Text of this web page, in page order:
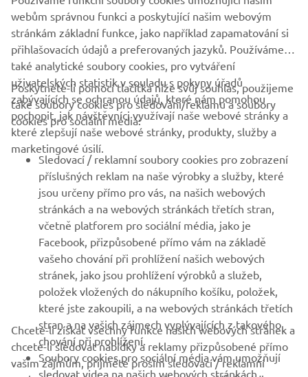
FIREMNÍ
B2B
VÍCE YAMAHA
PODPORA
ZPRAVODAJ
Získejte jako první informace o nejnovějších nabídkách,
speciálních akcích, nových verzích a mnoho dalšího
PŘIHLÁSIT SE K ODBĚRU
webům správnou funkci a poskytující našim webovým
stránkám základní funkce, jako například zapamatování si
přihlašovacích údajů a preferovaných jazyků. Používáme
také analytické soubory cookies, pro vytváření
uživatelských statistik v souladu s pokyny úřadů
zabývajících se ochranou údajů, které nám pomohou
pochopit, jak návštěvníci využívají naše webové stránky a
které zlepšují naše webové stránky, produkty, služby a
marketingové úsilí.
Poskytnete-li pomocí tlačítka níže svůj souhlas, použijeme
také soubory cookies pro sledování/reklamu a soubory
cookies pro sociální média:
Sledovací / reklamní soubory cookies pro zobrazení
příslušných reklam na naše výrobky a služby, které
jsou určeny přímo pro vás, na našich webových
stránkách a na webových stránkách třetích stran,
včetně platforem pro sociální média, jako je
Facebook, přizpůsobené přímo vám na základě
vašeho chování při prohlížení našich webových
stránek, jako jsou prohlížení výrobků a služeb,
položek vložených do nákupního košíku, položek,
které jste zakoupili, a na webových stránkách třetích
stran a na vašich zájmech vyplývajících z takového
chování při prohlížení.
Soubory cookies pro sociální média vám umožňují
sledovat videa na našich webových stránkách
Chcete-li získat všechny funkce našich webových stránek a
chcete-li sledovat nabídky a reklamy přizpůsobené přímo
vašim zájmům, přijměte prosím sledovací / reklamní
soubory cookies a soubory cookies pro sociální média